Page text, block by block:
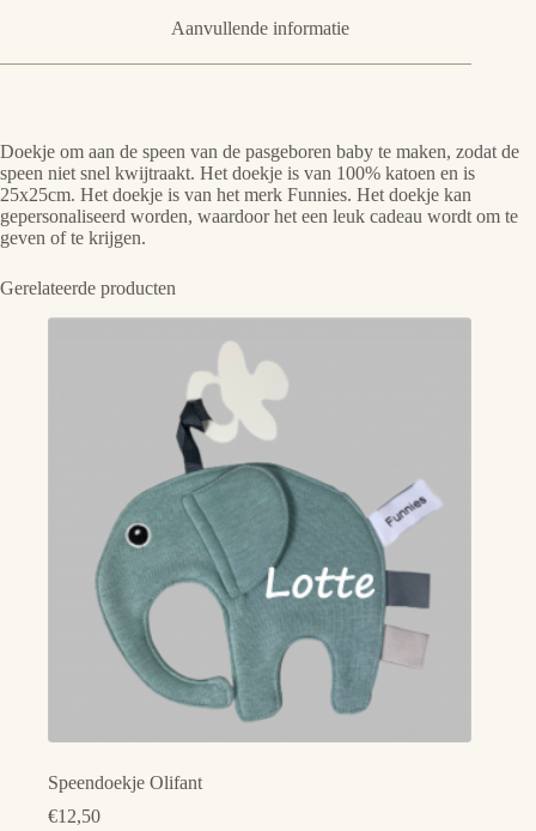
Aanvullende informatie
Doekje om aan de speen van de pasgeboren baby te maken, zodat de
speen niet snel kwijtraakt. Het doekje is van 100% katoen en is
25x25cm. Het doekje is van het merk Funnies. Het doekje kan
gepersonaliseerd worden, waardoor het een leuk cadeau wordt om te
geven of te krijgen.
Gerelateerde producten
Speendoekje Olifant
€12,50